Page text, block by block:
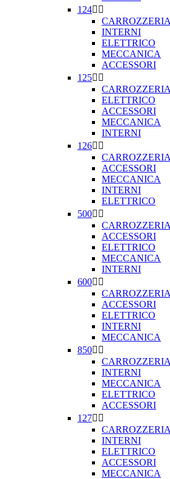
124 
CARROZZERIA
INTERNI
ELETTRICO
MECCANICA
ACCESSORI
125 
CARROZZERIA
ELETTRICO
ACCESSORI
MECCANICA
INTERNI
126 
CARROZZERIA
ACCESSORI
MECCANICA
INTERNI
ELETTRICO
500 
CARROZZERIA
ACCESSORI
ELETTRICO
MECCANICA
INTERNI
600 
CARROZZERIA
ACCESSORI
ELETTRICO
INTERNI
MECCANICA
850 
CARROZZERIA
INTERNI
MECCANICA
ELETTRICO
ACCESSORI
127 
CARROZZERIA
INTERNI
ELETTRICO
ACCESSORI
MECCANICA